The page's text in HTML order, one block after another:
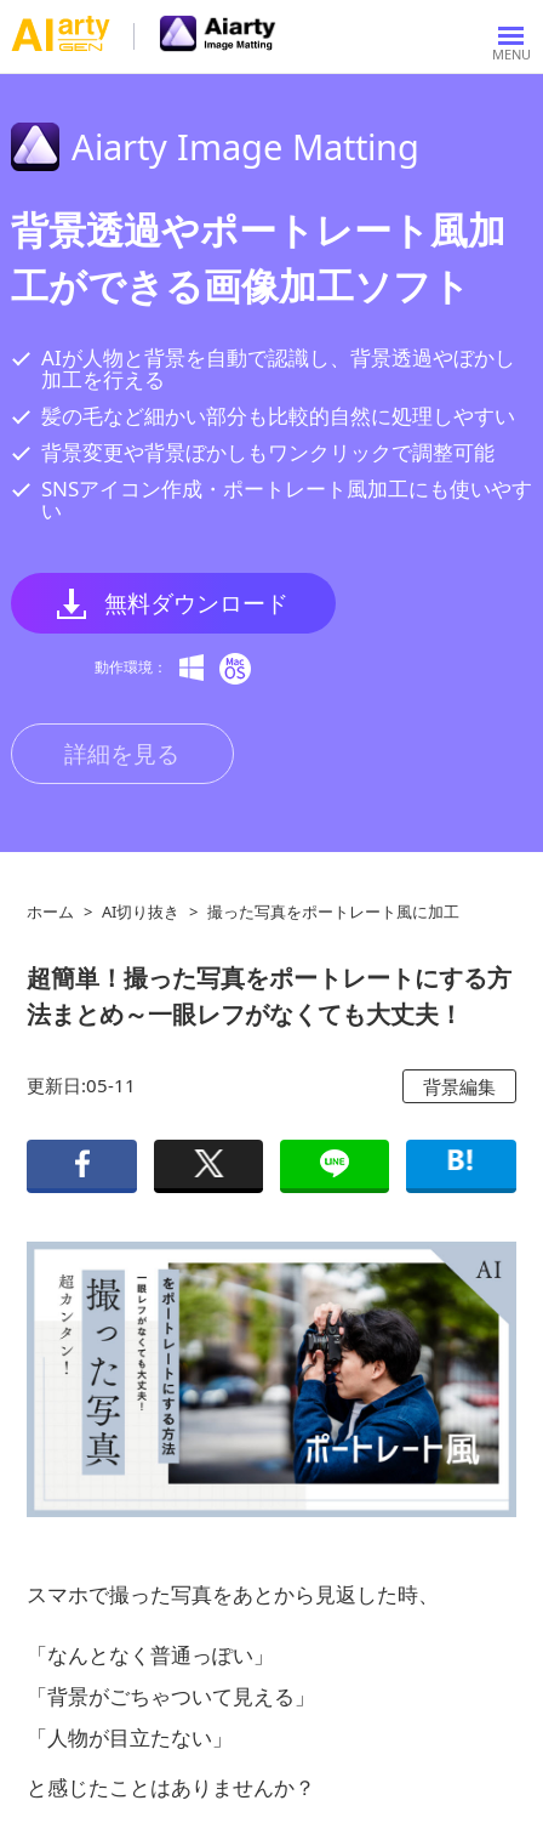
Aiarty Image Matting
背景透過やポートレート風加
工ができる画像加工ソフト
AIが人物と背景を自動で認識し、背景透過やぼかし
加工を行える
髪の毛など細かい部分も比較的自然に処理しやすい
背景変更や背景ぼかしもワンクリックで調整可能
SNSアイコン作成・ポートレート風加工にも使いやす
い
無料ダウンロード
動作環境：
詳細を見る
ホーム > AI切り抜き > 撮った写真をポートレート風に加工
超簡単！撮った写真をポートレートにする方
法まとめ～一眼レフがなくても大丈夫！
更新日:05-11 背景編集
スマホで撮った写真をあとから見返した時、
「なんとなく普通っぽい」
「背景がごちゃついて見える」
「人物が目立たない」
と感じたことはありませんか？